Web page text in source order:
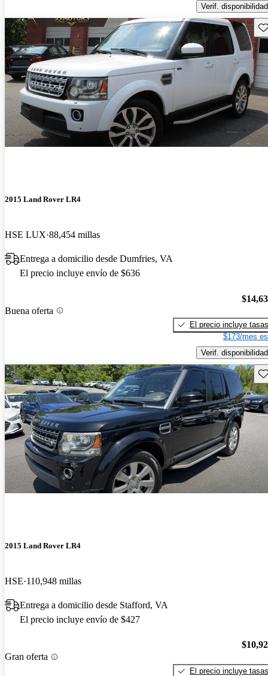
Verif. disponibilidad
2015 Land Rover LR4
HSE LUX 88,454 millas
Entrega a domicilio desde Dumfries, VA
El precio incluye envío de $636
Buena oferta
El precio incluye tasas
$173/mes
Verif. disponibilidad
2015 Land Rover LR4
HSE 110,948 millas
Entrega a domicilio desde Stafford, VA
El precio incluye envío de $427
Gran oferta
El precio incluye tasas